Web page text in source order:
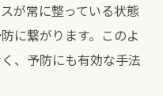
が常に整っている状態
に繋がります。このよ
、予防にも有効な手法